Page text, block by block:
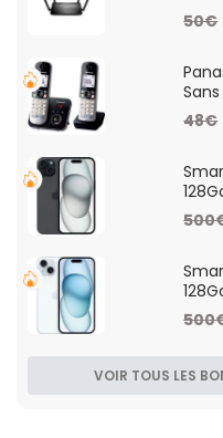
50€
48€
VOIR TOUS LES